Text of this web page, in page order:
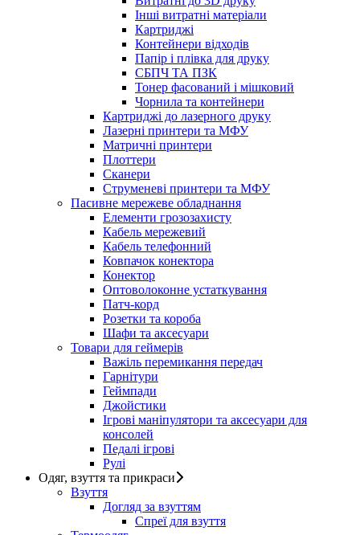
Інші витратні матеріали
Картриджі
Контейнери відходів
Папір і плівка для друку
СБПЧ ТА ПЗК
Тонер фасований і мішковий
Чорнила та контейнери
Картриджі до лазерного друку
Лазерні принтери та МФУ
Матричні принтери
Плоттери
Сканери
Струменеві принтери та МФУ
Пасивне мережеве обладнання
Елементи грозозахисту
Кабель мережевий
Кабель телефонний
Ковпачок конектора
Конектор
Оптоволоконне устаткування
Патч-корд
Розетки та короба
Шафи та аксесуари
Товари для геймерів
Важіль перемикання передач
Гарнітури
Геймпади
Джойстики
Ігрові маніпулятори та аксесуари для
консолей
Педалі ігрові
Рулі
Одяг, взуття та прикраси
Взуття
Догляд за взуттям
Спреї для взуття